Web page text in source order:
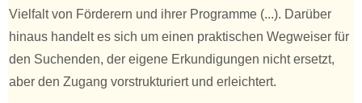
Vielfalt von Förderern und ihrer Programme (...). Darüber
hinaus handelt es sich um einen praktischen Wegweiser für
den Suchenden, der eigene Erkundigungen nicht ersetzt,
aber den Zugang vorstrukturiert und erleichtert.